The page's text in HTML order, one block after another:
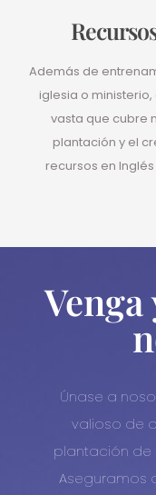
Además de
iglesia o
vasta que cubre
plantación y el
recursos en
Únase a
valioso de
plantación de
Aseguramos